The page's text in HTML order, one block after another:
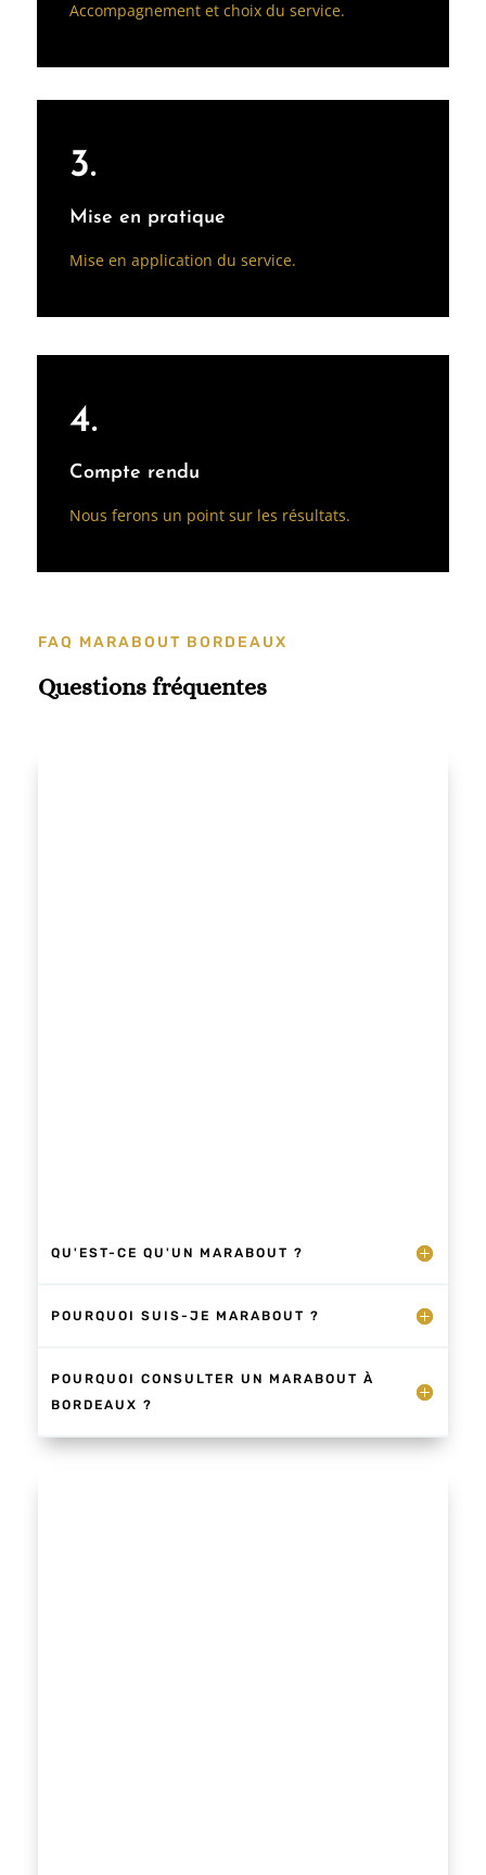
Accompagnement et choix du service.
3.
Mise en pratique
Mise en application du service.
4.
Compte rendu
Nous ferons un point sur les résultats.
FAQ MARABOUT BORDEAUX
Questions fréquentes
QU'EST-CE QU'UN MARABOUT ?
POURQUOI SUIS-JE MARABOUT ?
POURQUOI CONSULTER UN MARABOUT À
BORDEAUX ?